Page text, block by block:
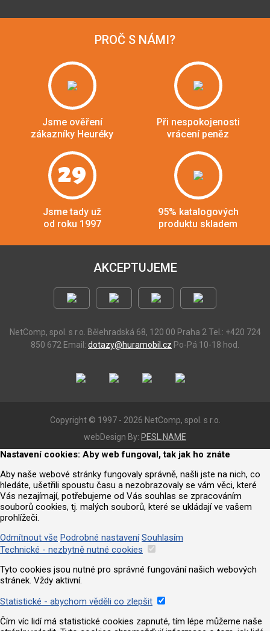
PROČ S NÁMI?
Jsme ověření
zákazníky Heuréky
Při nespokojenosti
vrácení peněz
29
Jsme tady už
od roku 1997
95% katalogových
produktu skladem
AKCEPTUJEME
NetComp, spol. s r.o. Bělehradská 68, 120 00 Praha 2 Tel.: +420 724
850 672 Email: dotazy@huramobil.cz Po-Pá 10-18 hod.
Copyright © 1997 - 2026 NetComp, spol. s r.o.
webDesign By: PESL.NAME
Nastavení cookies: Aby web fungoval, tak jak ho znáte
Aby naše webové stránky fungovaly správně, našli jste na nich, co
hledáte, ušetřili spoustu času a nezobrazovaly se vám věci, které
Vás nezajímají, potřebujeme od Vás souhlas se zpracováním
souborů cookies, tj. malých souborů, které se ukládají ve vašem
prohlížeči.
Odmítnout vše Podrobné nastavení Souhlasím
Technické - nezbytně nutné cookies
Tyto cookies jsou nutné pro správné fungování našich webových
stránek. Vždy aktivní.
Statistické - abychom věděli co zlepšit
Čím víc lidí má statistické cookies zapnuté, tím lépe můžeme naše